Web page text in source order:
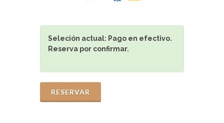
Seleción actual: Pago en efectivo.
Reserva por confirmar.
RESERVAR